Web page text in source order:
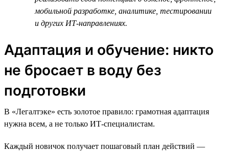
мобильной разработке, аналитике, тестировании
и других ИТ-направлениях.
Адаптация и обучение: никто
не бросает в воду без
подготовки
В «Легалтэке» есть золотое правило: грамотная адаптация
нужна всем, а не только ИТ-специалистам.
Каждый новичок получает пошаговый план действий —